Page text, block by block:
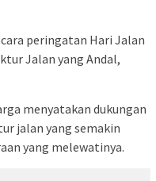
peringatan Hari Jalan
Jalan yang Andal,
menyatakan dukungan
jalan yang semakin
yang melewatinya.